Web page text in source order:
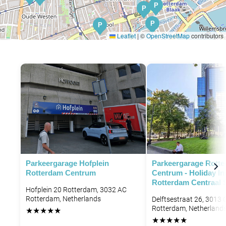
P P
P P
P
P
P
Leaflet | ©OpenStreetMapcontributors
Parkeergarage Hofplein
Rotterdam Centrum
Hofplein 20 Rotterdam, 3032 AC
Rotterdam, Netherlands
★★★★★
Parkeergarage
Centrum - Holiday
Rotterdam Centraal
Delftsestraat 26, 3013
Rotterdam,
★★★★★